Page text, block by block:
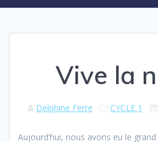
Vive la
Delphine Ferre CYCLE 1
Aujourd’hui, nous avons eu le